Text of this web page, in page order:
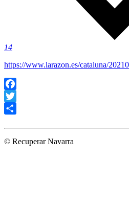
14
https://www.larazon.es/cataluna/
Facebook
Twitter
© Recuperar Navarra